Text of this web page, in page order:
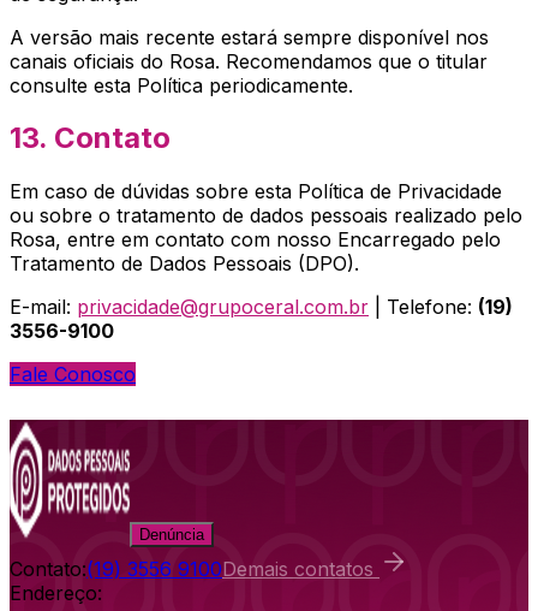
A versão mais recente estará sempre disponível nos
canais oficiais do Rosa. Recomendamos que o titular
consulte esta Política periodicamente.
13. Contato
Em caso de dúvidas sobre esta Política de Privacidade
ou sobre o tratamento de dados pessoais realizado pelo
Rosa, entre em contato com nosso Encarregado pelo
Tratamento de Dados Pessoais (DPO).
E-mail: privacidade@grupoceral.com.br | Telefone: (19)
3556-9100
Fale Conosco
Denúncia
Contato:(19) 3556 9100Demais contatos
Endereço: